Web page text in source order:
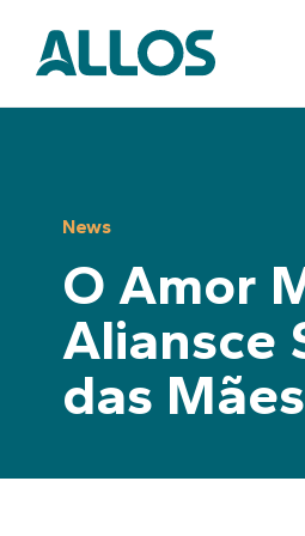
content
News
O Amor
Aliansce
das Mães